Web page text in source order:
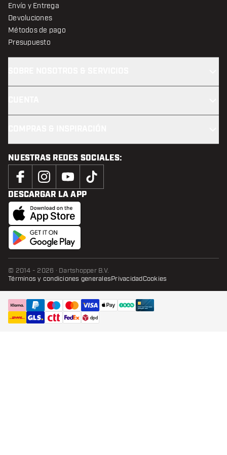
Envío y Entrega
Devoluciones
Métodos de pago
Presupuesto
NUESTRAS REDES SOCIALES:
DESCARGAR LA APP
© 2014 - 2026 · Dartshopper B.V.
Términos y condiciones generalesPrivacidadCookies